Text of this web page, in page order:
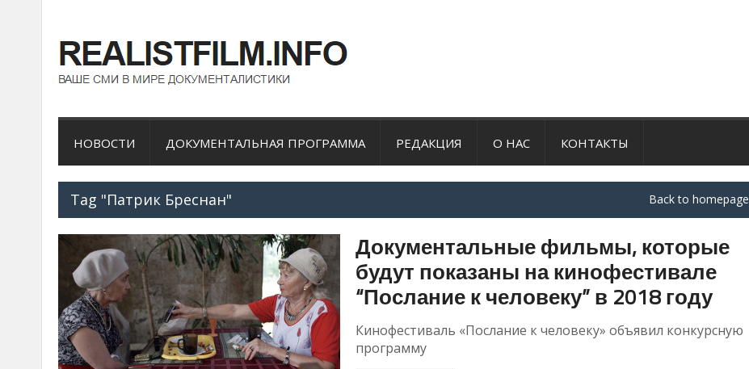
НОВОСТИ ДОКУМЕНТАЛЬНАЯ ПРОГРАММА РЕДАКЦИЯ О НАС КОНТАКТЫ
Tag "Патрик Бреснан" Back to homepage
Документальные фильмы, которые
будут показаны на кинофестивале
“Послание к человеку” в 2018 году
Кинофестиваль «Послание к человеку» объявил конкурсную
программу